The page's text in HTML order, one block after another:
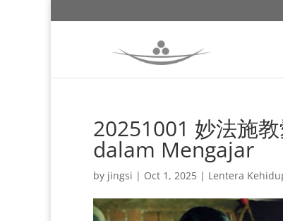
20251001 妙法施
dalam Mengajar
by jingsi | Oct 1, 2025 | Lentera